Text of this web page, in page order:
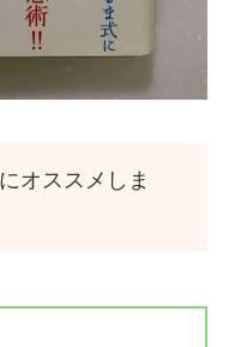
オススメしま